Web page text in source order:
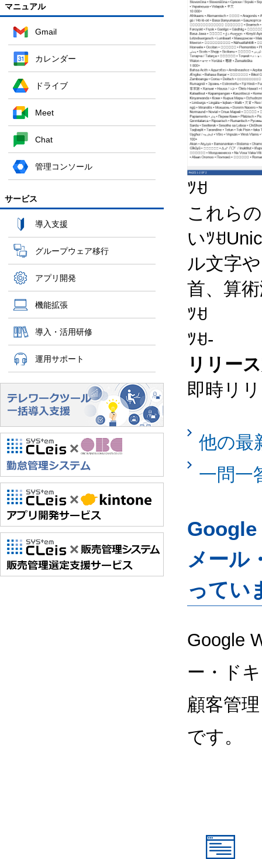
マニュアル
Gmail
カレンダー
ドライブ
Meet
Chat
管理コンソール
サービス
導入支援
グループウェア移行
アプリ開発
機能拡張
導入・活用研修
運用サポート
ﾂꀀ
これら
いﾂ
ル文字
首、算
ﾂꀀ
ﾂꀀ-
リリー
即時リ
他の最
一問一
Google
メール
ってい
Google
ー・ド
顧客管
です。